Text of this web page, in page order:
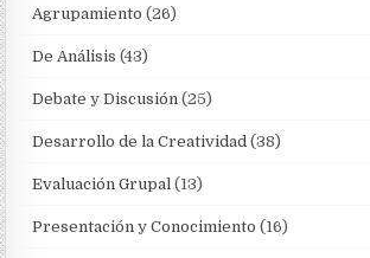
Agrupamiento (26)
De Análisis (43)
Debate y Discusión (25)
Desarrollo de la Creatividad (38)
Evaluación Grupal (13)
Presentación y Conocimiento (16)